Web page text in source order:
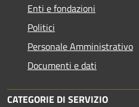
Enti e fondazioni
Politici
Personale Amministrativo
Documenti e dati
CATEGORIE DI SERVIZIO